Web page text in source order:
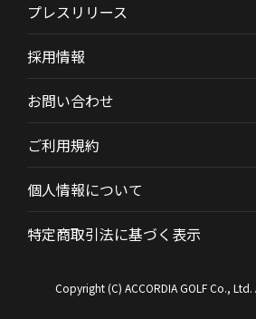
プレスリリース
採用情報
お問い合わせ
ご利用規約
個人情報について
特定商取引法に基づく表示
Copyright (C) ACCORDIA GOLF Co., Ltd.